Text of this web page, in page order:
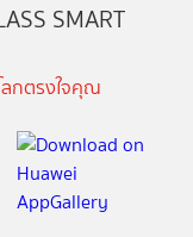
SMART
กตรงใจคุณ